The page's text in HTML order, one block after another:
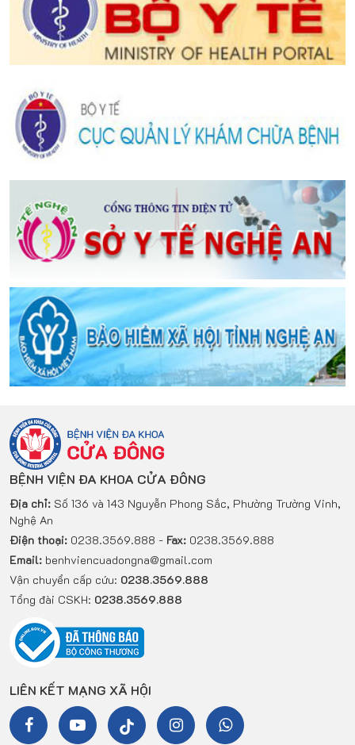
BỆNH VIỆN ĐA KHOA CỬA ĐÔNG
Địa chỉ: Số 136 và 143 Nguyễn Phong Sắc, Phường Trường Vinh,
Nghệ An
Điện thoại: 0238.3569.888 - Fax: 0238.3569.888
Email: benhviencuadongna@gmail.com
Vận chuyển cấp cứu: 0238.3569.888
Tổng đài CSKH: 0238.3569.888
LIÊN KẾT MẠNG XÃ HỘI